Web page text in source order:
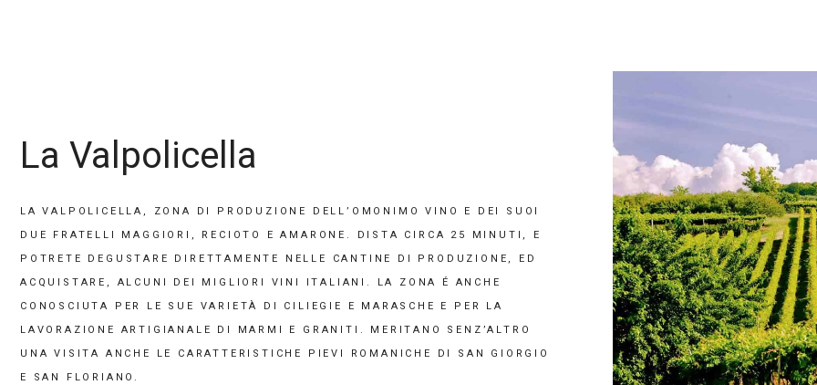
La Valpolicella
LA VALPOLICELLA, ZONA DI PRODUZIONE DELL’OMONIMO VINO E DEI SUOI
DUE FRATELLI MAGGIORI, RECIOTO E AMARONE. DISTA CIRCA 25 MINUTI, E
POTRETE DEGUSTARE DIRETTAMENTE NELLE CANTINE DI PRODUZIONE, ED
ACQUISTARE, ALCUNI DEI MIGLIORI VINI ITALIANI. LA ZONA É ANCHE
CONOSCIUTA PER LE SUE VARIETÀ DI CILIEGIE E MARASCHE E PER LA
LAVORAZIONE ARTIGIANALE DI MARMI E GRANITI. MERITANO SENZ’ALTRO
UNA VISITA ANCHE LE CARATTERISTICHE PIEVI ROMANICHE DI SAN GIORGIO
E SAN FLORIANO.